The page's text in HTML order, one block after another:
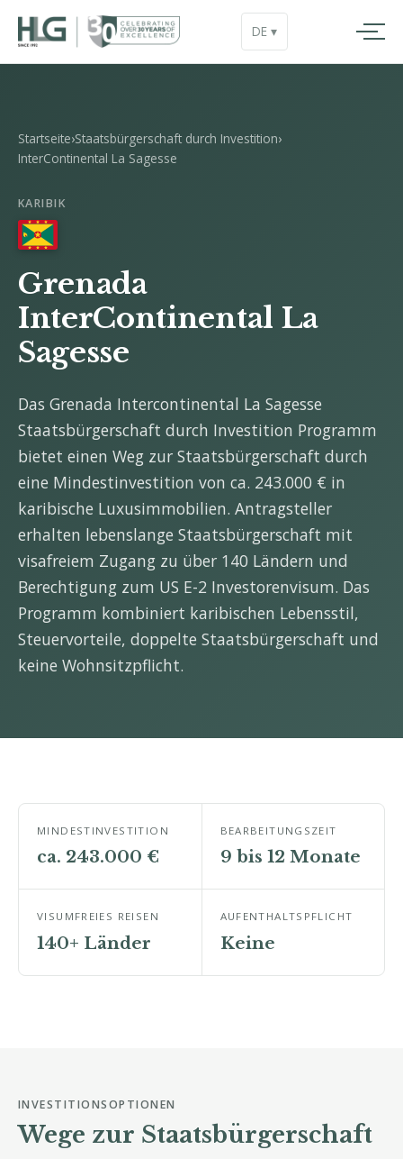
DE ▾
Startseite›Staatsbürgerschaft durch Investition›
InterContinental La Sagesse
KARIBIK
Grenada
InterContinental La
Sagesse
Das Grenada Intercontinental La Sagesse
Staatsbürgerschaft durch Investition Programm
bietet einen Weg zur Staatsbürgerschaft durch
eine Mindestinvestition von ca. 243.000 € in
karibische Luxusimmobilien. Antragsteller
erhalten lebenslange Staatsbürgerschaft mit
visafreiem Zugang zu über 140 Ländern und
Berechtigung zum US E-2 Investorenvisum. Das
Programm kombiniert karibischen Lebensstil,
Steuervorteile, doppelte Staatsbürgerschaft und
keine Wohnsitzpflicht.
MINDESTINVESTITION
ca. 243.000 €
BEARBEITUNGSZEIT
9 bis 12 Monate
VISUMFREIES REISEN
140+ Länder
AUFENTHALTSPFLICHT
Keine
INVESTITIONSOPTIONEN
Wege zur Staatsbürgerschaft